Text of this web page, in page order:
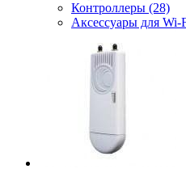
Контроллеры (28)
Аксессуары для Wi-